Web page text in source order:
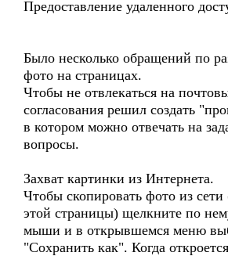
Предоставление удаленного
Было несколько обращений по
фото на страницах.
Чтобы не отвлекаться на
согласования решил создать
в котором можно отвечать на
вопросы.
Захват картинки из Интернета.
Чтобы скопировать фото из
этой страницы) щелкните по
мыши и в открывшемся меню
"Сохранить как". Когда